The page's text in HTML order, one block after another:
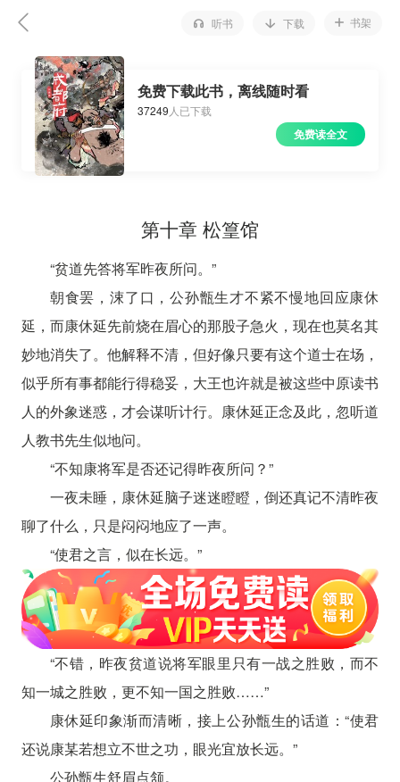
听书 下载 书架
免费下载此书，离线随时看
37249 人已下载
免费读全文
第十章 松篁馆
“贫道先答将军昨夜所问。”
朝食罢，涑了口，公孙甑生才不紧不慢地回应康休
延，而康休延先前烧在眉心的那股子急火，现在也莫名其
妙地消失了。他解释不清，但好像只要有这个道士在场，
似乎所有事都能行得稳妥，大王也许就是被这些中原读书
人的外象迷惑，才会谋听计行。康休延正念及此，忽听道
人教书先生似地问。
“不知康将军是否还记得昨夜所问？”
一夜未睡，康休延脑子迷迷瞪瞪，倒还真记不清昨夜
聊了什么，只是闷闷地应了一声。
“使君之言，似在长远。”
“不错，昨夜贫道说将军眼里只有一战之胜败，而不
知一城之胜败，更不知一国之胜败……”
康休延印象渐而清晰，接上公孙甑生的话道：“使君
还说康某若想立不世之功，眼光宜放长远。”
公孙甑生舒眉点颔。